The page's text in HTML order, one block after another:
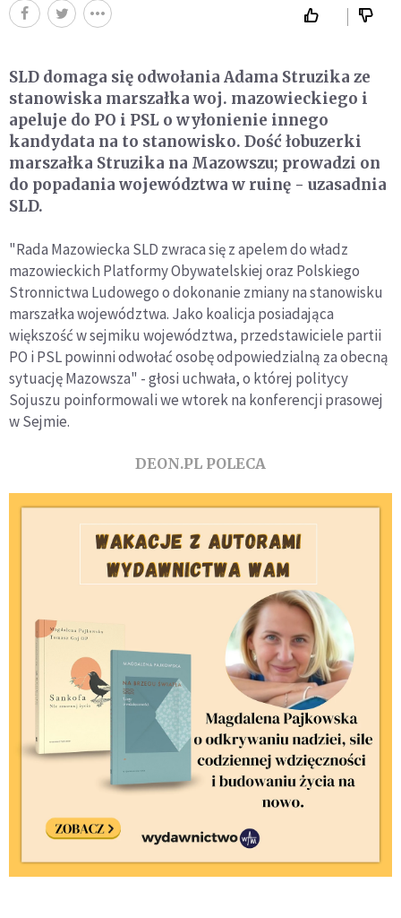
SLD domaga się odwołania Adama Struzika ze
stanowiska marszałka woj. mazowieckiego i
apeluje do PO i PSL o wyłonienie innego
kandydata na to stanowisko. Dość łobuzerki
marszałka Struzika na Mazowszu; prowadzi on
do popadania województwa w ruinę - uzasadnia
SLD.
"Rada Mazowiecka SLD zwraca się z apelem do władz
mazowieckich Platformy Obywatelskiej oraz Polskiego
Stronnictwa Ludowego o dokonanie zmiany na stanowisku
marszałka województwa. Jako koalicja posiadająca
większość w sejmiku województwa, przedstawiciele partii
PO i PSL powinni odwołać osobę odpowiedzialną za obecną
sytuację Mazowsza" - głosi uchwała, o której politycy
Sojuszu poinformowali we wtorek na konferencji prasowej
w Sejmie.
DEON.PL POLECA